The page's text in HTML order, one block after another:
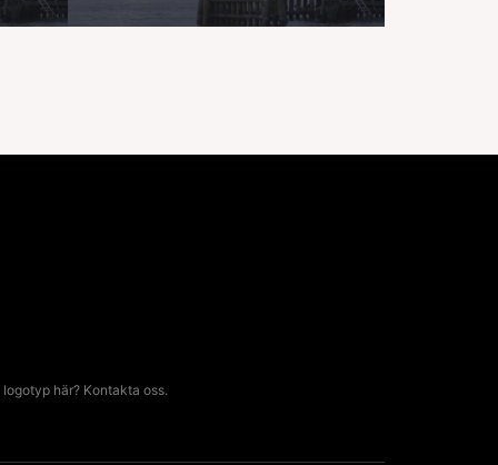
logotyp här? Kontakta oss.